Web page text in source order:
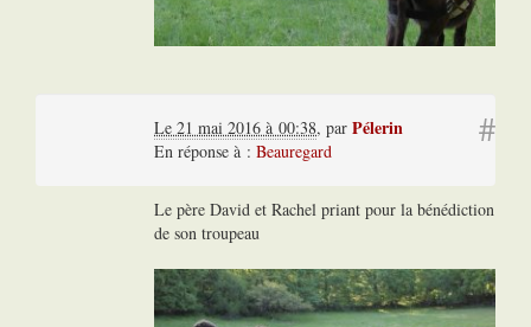
#
Le 21 mai 2016 à 00:38, par Pélerin
En réponse à : Beauregard
Le père David et Rachel priant pour la bénédiction
de son troupeau